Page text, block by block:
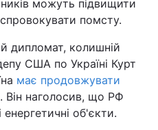
можуть підвищити
помсту.
дипломат, колишній
США по Україні Курт
має продовжувати
. Він наголосив, що РФ
об'єкти.